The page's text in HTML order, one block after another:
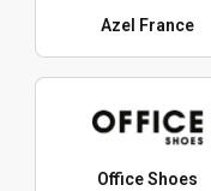
Azel France
Office Shoes